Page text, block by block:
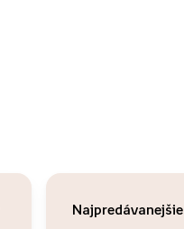
Najpredávanejšie